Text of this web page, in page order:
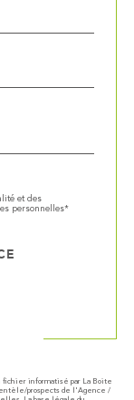
et des
personnelles*
informatisé par La Boite
prospects de l'Agence /